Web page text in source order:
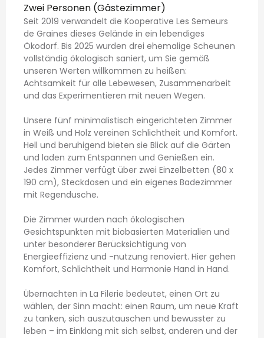
Preise 2026
Zwei Personen (Gästezimmer)
Seit 2019 verwandelt die Kooperative Les Semeurs
de Graines dieses Gelände in ein lebendiges
Ökodorf. Bis 2025 wurden drei ehemalige Scheunen
vollständig ökologisch saniert, um Sie gemäß
unseren Werten willkommen zu heißen:
Achtsamkeit für alle Lebewesen, Zusammenarbeit
und das Experimentieren mit neuen Wegen.
Unsere fünf minimalistisch eingerichteten Zimmer
in Weiß und Holz vereinen Schlichtheit und Komfort.
Hell und beruhigend bieten sie Blick auf die Gärten
und laden zum Entspannen und Genießen ein.
Jedes Zimmer verfügt über zwei Einzelbetten (80 x
190 cm), Steckdosen und ein eigenes Badezimmer
mit Regendusche.
Die Zimmer wurden nach ökologischen
Gesichtspunkten mit biobasierten Materialien und
unter besonderer Berücksichtigung von
Energieeffizienz und -nutzung renoviert. Hier gehen
Komfort, Schlichtheit und Harmonie Hand in Hand.
Übernachten in La Filerie bedeutet, einen Ort zu
wählen, der Sinn macht: einen Raum, um neue Kraft
zu tanken, sich auszutauschen und bewusster zu
leben – im Einklang mit sich selbst, anderen und der